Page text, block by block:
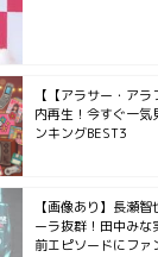
【【アラサー・ア
内再生！今すぐ一気
ンキングBEST3
【画像あり】長瀬
ーラ抜群！田中みな
前エピソードにファ